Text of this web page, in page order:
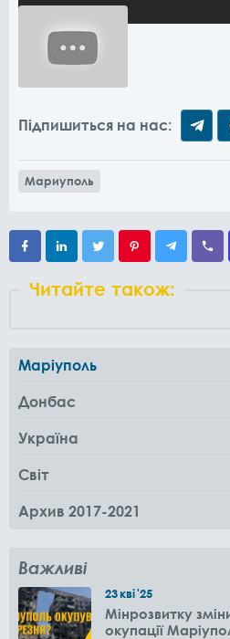
Підпишиться на нас:
Мариуполь
Читайте також:
Маріуполь
Донбас
Україна
Світ
Архив 2017-2021
Важливі
23кві'25
Мінрозвитку
окупації